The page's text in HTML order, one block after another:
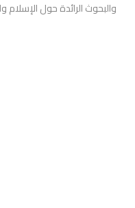
والبحوث الرائدة حول الإسلام